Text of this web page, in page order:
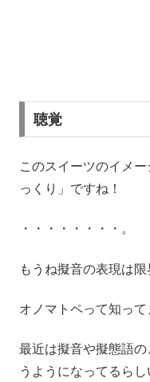
聴覚
このスイーツのイメ
っくり」ですね！
・・・・・・・・。
もうね擬音の表現は
オノマトペって知って
最近は擬音や擬態語
うようになってるら